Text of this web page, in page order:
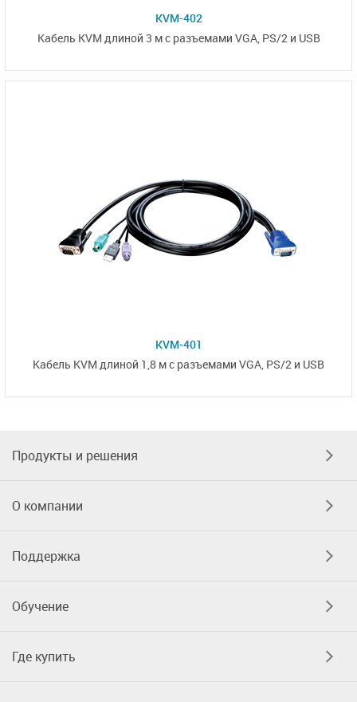
KVM-402
Кабель KVM длиной 3 м с разъемами VGA, PS/2 и USB
KVM-401
Кабель KVM длиной 1,8 м с разъемами VGA, PS/2 и USB
Продукты и решения
О компании
Поддержка
Обучение
Где купить